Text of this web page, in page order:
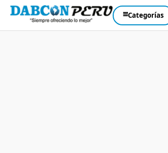
⩸Categorías